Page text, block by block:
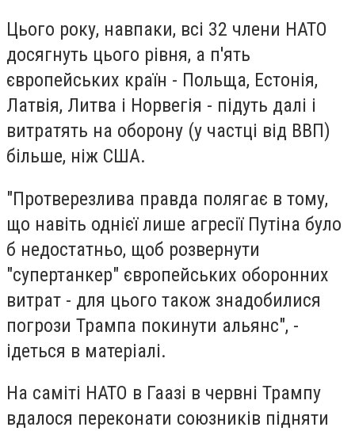
Цього року, навпаки, всі 32 члени НАТО
досягнуть цього рівня, а п'ять
європейських країн - Польща, Естонія,
Латвія, Литва і Норвегія - підуть далі і
витратять на оборону (у частці від ВВП)
більше, ніж США.
"Протверезлива правда полягає в тому,
що навіть однієї лише агресії Путіна було
б недостатньо, щоб розвернути
"супертанкер" європейських оборонних
витрат - для цього також знадобилися
погрози Трампа покинути альянс", -
ідеться в матеріалі.
На саміті НАТО в Гаазі в червні Трампу
вдалося переконати союзників підняти